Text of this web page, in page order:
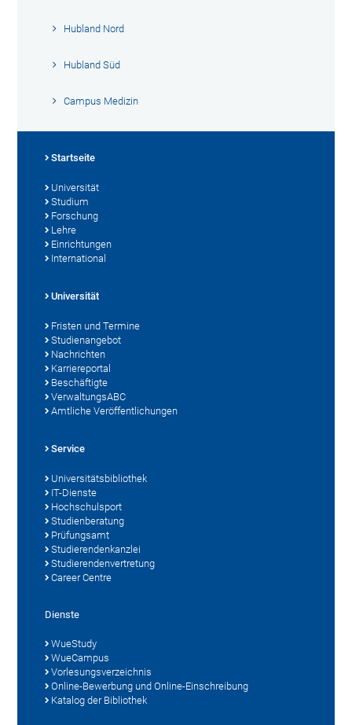
Hubland Nord
Hubland Süd
Campus Medizin
Startseite
Universität
Studium
Forschung
Lehre
Einrichtungen
International
Universität
Fristen und Termine
Studienangebot
Nachrichten
Karriereportal
Beschäftigte
VerwaltungsABC
Amtliche Veröffentlichungen
Service
Universitätsbibliothek
IT-Dienste
Hochschulsport
Studienberatung
Prüfungsamt
Studierendenkanzlei
Studierendenvertretung
Career Centre
Dienste
WueStudy
WueCampus
Vorlesungsverzeichnis
Online-Bewerbung und Online-Einschreibung
Katalog der Bibliothek